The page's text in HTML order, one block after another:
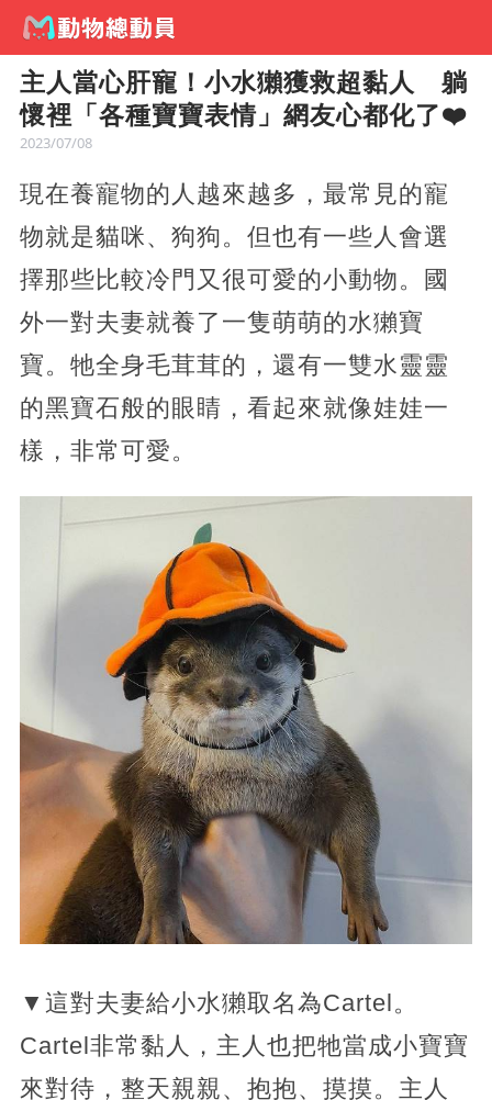
主人當心肝寵！小水獺獲救超黏人 躺
懷裡「各種寶寶表情」網友心都化了❤️
2023/07/08
現在養寵物的人越來越多，最常見的寵
物就是貓咪、狗狗。但也有一些人會選
擇那些比較冷門又很可愛的小動物。國
外一對夫妻就養了一隻萌萌的水獺寶
寶。牠全身毛茸茸的，還有一雙水靈靈
的黑寶石般的眼睛，看起來就像娃娃一
樣，非常可愛。
▼這對夫妻給小水獺取名為Cartel。
Cartel非常黏人，主人也把牠當成小寶寶
來對待，整天親親、抱抱、摸摸。主人